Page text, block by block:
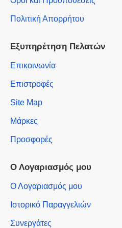
Πολιτική Απορρήτου
Εξυπηρέτηση Πελατών
Επικοινωνία
Επιστροφές
Site Map
Μάρκες
Προσφορές
Ο Λογαριασμός μου
Ο Λογαριασμός μου
Ιστορικό Παραγγελιών
Συνεργάτες